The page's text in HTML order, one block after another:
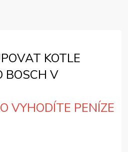
KOTLE
BOSCH V
VYHODÍTE PENÍZE